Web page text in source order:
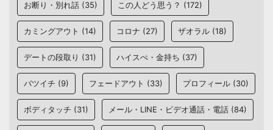
お断り・別れ話 (35) この人どう思う？ (172)
カミングアウト (14) コロナ (27) ザオラル (18)
デートの段取り (31) ハイスぺ・金持ち (37)
バツイチ (9) フェードアウト (33) プロフィール (30)
ボディタッチ (31) メール・LINE・ビデオ通話・電話 (84)